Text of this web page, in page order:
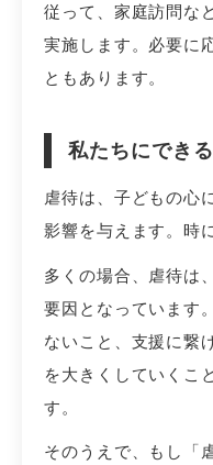
従って、家庭訪問な
実施します。必要に
ともあります。
私たちにでき
虐待は、子どもの心
影響を与えます。時
多くの場合、虐待は
要因となっています
ないこと、支援に繋
を大きくしていくこ
す。
そのうえで、もし「